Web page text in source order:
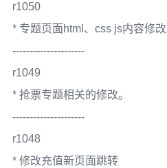
r1050
* 专题页面html、css js内容修改
---------------------
r1049
* 抢票专题相关的修改。
---------------------
r1048
* 修改充值新页面跳转